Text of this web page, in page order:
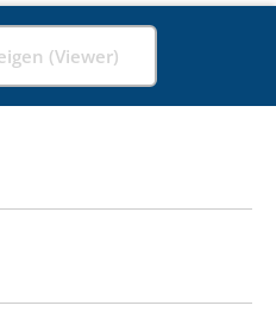
(Viewer)